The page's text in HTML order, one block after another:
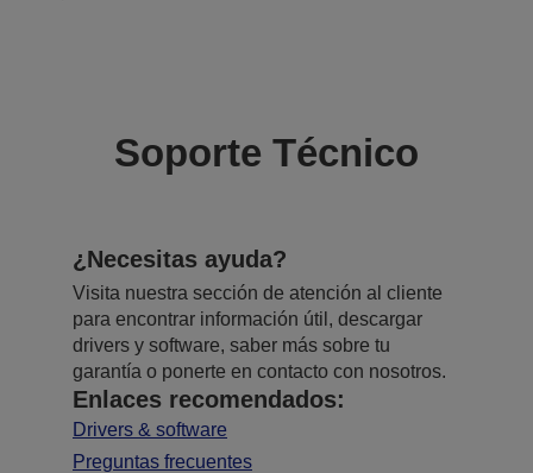
Soporte Técnico
¿Necesitas ayuda?
Visita nuestra sección de atención al cliente
para encontrar información útil, descargar
drivers y software, saber más sobre tu
garantía o ponerte en contacto con nosotros.
Enlaces recomendados:
Drivers & software
Preguntas frecuentes